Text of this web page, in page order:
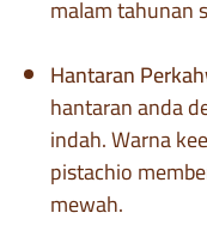
malam tahunan
Hantaran
hantaran anda
indah. Warna
pistachio
mewah.